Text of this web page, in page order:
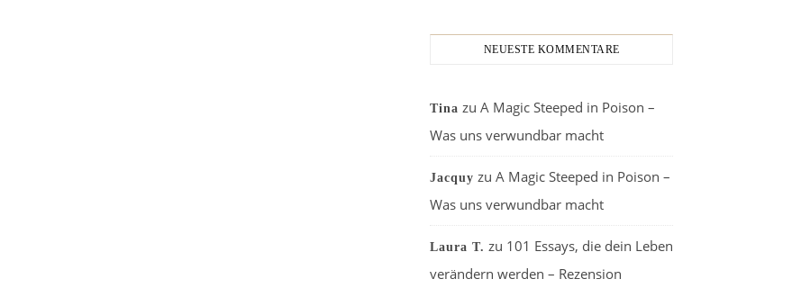
NEUESTE KOMMENTARE
Tina zu A Magic Steeped in Poison –
Was uns verwundbar macht
Jacquy zu A Magic Steeped in Poison –
Was uns verwundbar macht
Laura T. zu 101 Essays, die dein Leben
verändern werden – Rezension